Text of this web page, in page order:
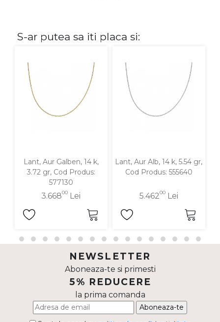
Cu pietre
Diamante
S-ar putea sa iti placa si:
Lant, Aur Galben, 14 k,
3.72 gr, Cod Produs:
577130
3.66800 Lei
Lant, Aur Alb, 14 k, 5.54 gr,
Cod Produs: 555640
5.46200Lei
NEWSLETTER
Aboneaza-te si primesti
5% REDUCERE
la prima comanda
Aboneaza-te